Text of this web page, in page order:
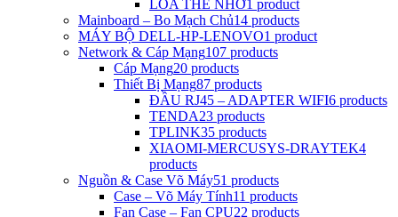
LOA THẺ NHỚ1 product
Mainboard – Bo Mạch Chủ14 products
MÁY BỘ DELL-HP-LENOVO1 product
Network & Cáp Mạng107 products
Cáp Mạng20 products
Thiết Bị Mạng87 products
ĐẦU RJ45 – ADAPTER WIFI6 products
TENDA23 products
TPLINK35 products
XIAOMI-MERCUSYS-DRAYTEK4
products
Nguồn & Case Võ Máy51 products
Case – Võ Máy Tính11 products
Fan Case – Fan CPU22 products